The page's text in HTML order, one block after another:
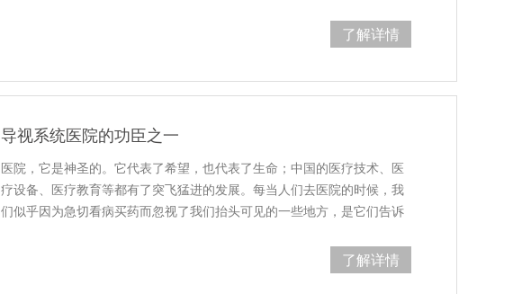
了解详情
导视系统医院的功臣之一
医院，它是神圣的。它代表了希望，也代表了生命；中国的医疗技术、医
疗设备、医疗教育等都有了突飞猛进的发展。每当人们去医院的时候，我
们似乎因为急切看病买药而忽视了我们抬头可见的一些地方，是它们告诉
了解详情